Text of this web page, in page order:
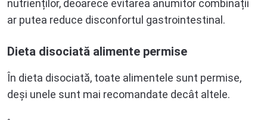
nutrienților, deoarece evitarea anumitor combinații
ar putea reduce disconfortul gastrointestinal.
Dieta disociată alimente permise
În dieta disociată, toate alimentele sunt permise,
deși unele sunt mai recomandate decât altele.